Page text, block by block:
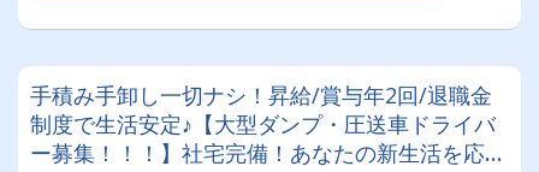
手積み手卸し一切ナシ！昇給/賞与年2回/退職金
制度で生活安定♪【大型ダンプ・圧送車ドライバ
ー募集！！！】社宅完備！あなたの新生活を応援